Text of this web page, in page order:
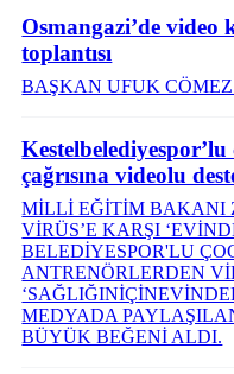
Osmangazi’de video
toplantısı
BAŞKAN UFUK
çağrısına videolu
MİLLİ EĞİTİM BAKANI
VİRÜS’E KARŞI
BELEDİYESPOR'LU
ANTRENÖRLERDEN
MEDYADA
BÜYÜK BEĞENİ ALDI.